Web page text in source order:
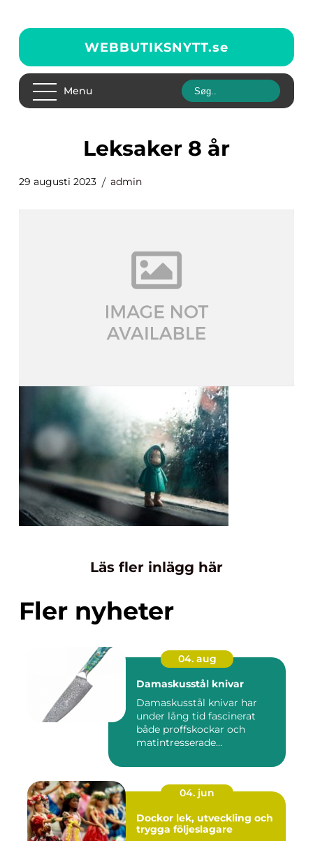
WEBBUTIKSNYTT.se
Menu
leksaker 8 år
29 augusti 2023 admin
Läs fler inlägg här
Fler nyheter
04. aug
Damaskusstål knivar
Damaskusstål knivar har
under lång tid fascinerat
både proffskockar och
matintresserade
04. jun
Dockor lek, utveckling och
trygga följeslagare